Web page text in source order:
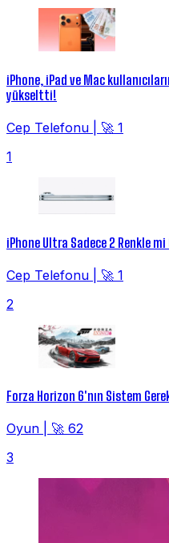
iPhone, iPad ve Mac
yükseltti!
Cep Telefonu
🚀 1
1
iPhone Ultra Sadece 2 Renkle
Cep Telefonu
🚀 1
2
Forza Horizon 6'nın Sistem
Oyun
🚀 62
3